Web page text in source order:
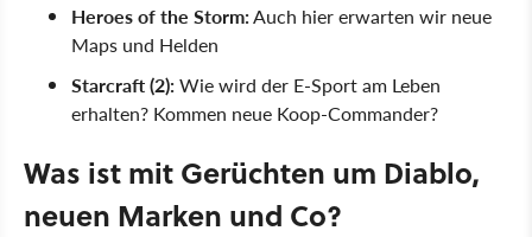
Heroes of the Storm:Auch hier erwarten wir neue
Maps und Helden
Starcraft (2):Wie wird der E-Sport am Leben
erhalten? Kommen neue Koop-Commander?
Was ist mit Gerüchten um Diablo,
neuen Marken und Co?